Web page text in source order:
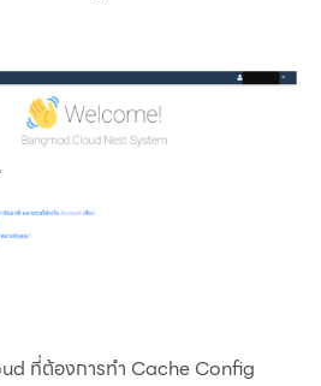
ที่ต้องการทำ Cache Config